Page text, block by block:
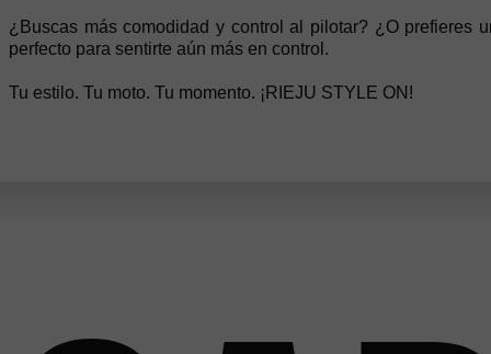
¿Buscas más comodidad y control al pilotar? ¿O prefieres
perfecto para sentirte aún más en control.
Tu estilo. Tu moto. Tu momento. ¡RIEJU STYLE ON!